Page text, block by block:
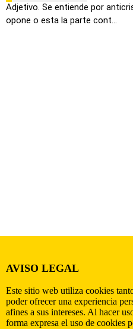
Adjetivo. Se entiende por
opone o esta la parte cont...
AVISO LEGAL
Este sitio web utiliza cookies
poder ofrecer una experiencia
afines a sus intereses. Al hacer
forma expresa el uso de cookies